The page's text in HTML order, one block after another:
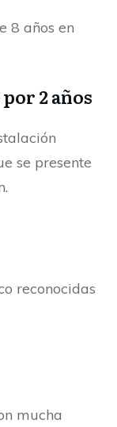
8 años en
2 años
se presente
reconocidas
mucha